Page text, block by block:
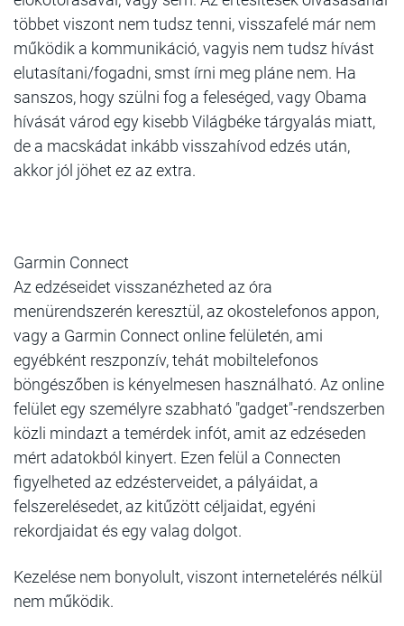
többet viszont nem tudsz tenni, visszafelé már nem
működik a kommunikáció, vagyis nem tudsz hívást
elutasítani/fogadni, smst írni meg pláne nem. Ha
sanszos, hogy szülni fog a feleséged, vagy Obama
hívását várod egy kisebb Világbéke tárgyalás miatt,
de a macskádat inkább visszahívod edzés után,
akkor jól jöhet ez az extra.
Garmin Connect
Az edzéseidet visszanézheted az óra
menürendszerén keresztül, az okostelefonos appon,
vagy a Garmin Connect online felületén, ami
egyébként reszponzív, tehát mobiltelefonos
böngészőben is kényelmesen használható. Az online
felület egy személyre szabható "gadget"-rendszerben
közli mindazt a temérdek infót, amit az edzéseden
mért adatokból kinyert. Ezen felül a Connecten
figyelheted az edzésterveidet, a pályáidat, a
felszerelésedet, az kitűzött céljaidat, egyéni
rekordjaidat és egy valag dolgot.
Kezelése nem bonyolult, viszont internetelérés nélkül
nem működik.